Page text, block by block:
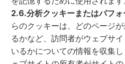
2.6.分析クッキーまたはパフォ
らのクッキーは、どのページ
るかなど、訪問者がウェブサ
いるかについての情報を収集